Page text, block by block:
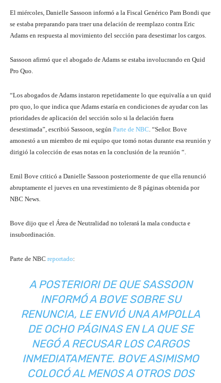
El miércoles, Danielle Sassoon informó a la Fiscal Genérico Pam Bondi que
se estaba preparando para traer una delación de reemplazo contra Eric
Adams en respuesta al movimiento del sección para desestimar los cargos.
Sassoon afirmó que el abogado de Adams se estaba involucrando en Quid
Pro Quo.
“Los abogados de Adams instaron repetidamente lo que equivalía a un quid
pro quo, lo que indica que Adams estaría en condiciones de ayudar con las
prioridades de aplicación del sección solo si la delación fuera
desestimada”, escribió Sassoon, según Parte de NBC . “Señor. Bove
amonestó a un miembro de mi equipo que tomó notas durante esa reunión y
dirigió la colección de esas notas en la conclusión de la reunión “.
Emil Bove criticó a Danielle Sassoon posteriormente de que ella renunció
abruptamente el jueves en una revestimiento de 8 páginas obtenida por
NBC News.
Bove dijo que el Área de Neutralidad no tolerará la mala conducta e
insubordinación.
Parte de NBC reportado:
A POSTERIORI DE QUE SASSOON
INFORMÓ A BOVE SOBRE SU
RENUNCIA, LE ENVIÓ UNA AMPOLLA
DE OCHO PÁGINAS EN LA QUE SE
NEGÓ A RECUSAR LOS CARGOS
INMEDIATAMENTE. BOVE ASIMISMO
COLOCÓ AL MENOS A OTROS DOS